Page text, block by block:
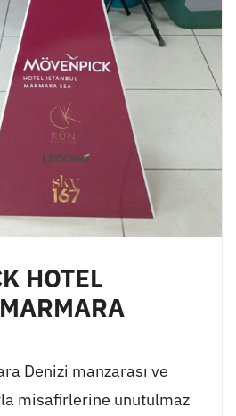
HOTEL
Denizi manzarası ve
misafirlerine unutulmaz